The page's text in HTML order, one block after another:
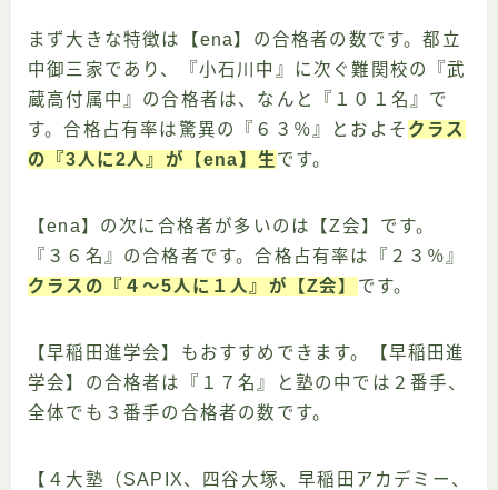
まず大きな特徴は【ena】の合格者の数です。都立
中御三家であり、『小石川中』に次ぐ難関校の『武
蔵高付属中』の合格者は、なんと『１０１名』で
す。合格占有率は驚異の『６３％』とおよそ クラス
の『3人に2人』が【ena】生 です。
【ena】の次に合格者が多いのは【Z会】です。
『３６名』の合格者です。合格占有率は『２３％』
クラスの『４〜5人に１人』が【Z会】 です。
【早稲田進学会】もおすすめできます。【早稲田進
学会】の合格者は『１７名』と塾の中では２番手、
全体でも３番手の合格者の数です。
【４大塾（SAPIX、四谷大塚、早稲田アカデミー、